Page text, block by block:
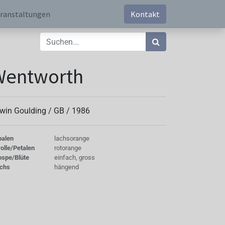
Kontakt
Goulding / GB / 1986
lachsorange
Petalen
rotorange
Blüte
einfach, gross
hängend